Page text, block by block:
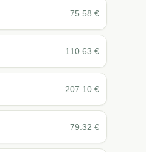
75.58 €
110.63 €
207.10 €
79.32 €